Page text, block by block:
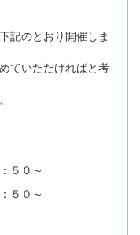
記のとおり開催しま
ていただければと考
５０～
０～